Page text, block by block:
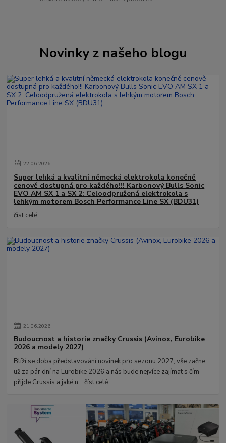
Novinky z našeho blogu
22.06.2026
Super lehká a kvalitní německá elektrokola konečně
cenově dostupná pro každého!!! Karbonový Bulls Sonic
EVO AM SX 1 a SX 2: Celoodpružená elektrokola s
lehkým motorem Bosch Performance Line SX (BDU31)
číst celé
21.06.2026
Budoucnost a historie značky Crussis (Avinox, Eurobike
2026 a modely 2027)
Blíží se doba představování novinek pro sezonu 2027, vše začne
už za pár dní na Eurobike 2026 a nás bude nejvíce zajímat s čím
přijde Crussis a jaké n...číst celé